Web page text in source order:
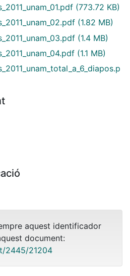
(773.72 KB)
(1.82 MB)
(1.4 MB)
(1.1 MB)
aquest identificador
document:
2445/21204